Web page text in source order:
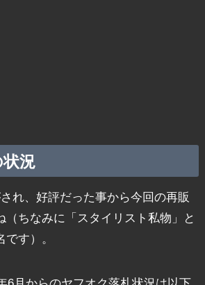
況
れ、好評だった事から今回の再販
（ちなみに「スタイリスト私物」と
す）。